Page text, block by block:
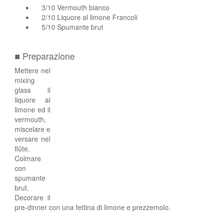
3/10 Vermouth bianco
2/10 Liquore al limone Francoli
5/10 Spumante brut
■ Preparazione
Mettere nel
mixing
glass il
liquore al
limone ed il
vermouth,
miscelare e
versare nel
flûte.
Colmare
con
spumante
brut.
Decorare il
pre-dinner con una fettina di limone e prezzemolo.